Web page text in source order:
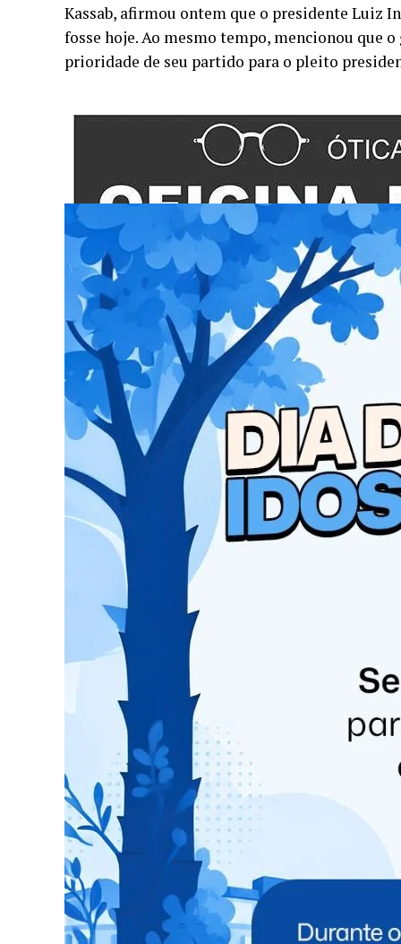
Kassab, afirmou ontem que o presidente Luiz
fosse hoje. Ao mesmo tempo, mencionou que o
prioridade de seu partido para o pleito
“Os partidos de centro estão criando uma
America Investment Conference, evento
em São Paulo.
Kassab já elogiou Ratinho Jr em outras
anunciar uma pré-candidatura à presidência em abril
mandato e não pode disputar a eleição estadual.
presidente da legenda.
“Hoje (a reeleição) não é fácil. Em quase 23
(de popularidade) no Nordeste. Se fosse hoje,
mas sim de derrotado”, disse o secretário.
Kassab também disse que o governador de
candidato forte, mas que tem preferência por
mencionou o nome do governador do Rio
segundo mandato.
Falta de articulação
Kassab salientou a sua preocupação com os
Fazenda, Fernando Haddad (PT). “Não vejo
nenhuma marca boa, como teve FHC
pontuou. “Ele externaliza convicções e
consegue se impor no governo. Um ministro
Para o mercado financeiro, Kassab
no futuro, que segundo ele, são uma boa “nova